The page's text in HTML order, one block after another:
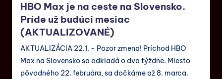
HBO Max je na ceste na Slovensko.
Príde už budúci mesiac
(AKTUALIZOVANÉ)
AKTUALIZÁCIA 22.1. - Pozor zmena! Príchod HBO
Max na Slovensko sa odkladá o dva týždne. Miesto
pôvodného 22. februára, sa dočkáme až 8. marca.